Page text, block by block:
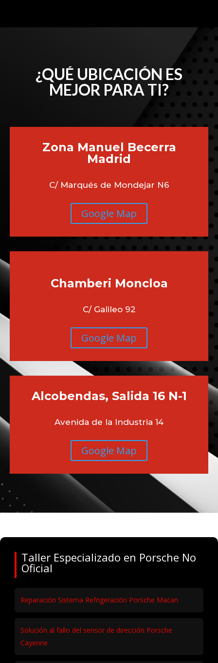
¿QUÉ UBICACIÓN ES
MEJOR PARA TI?
Zona Manuel Becerra
Madrid
C/ Marqués de Mondejar N6
Google Map
Chamberi Moncloa
C/ Galileo 92
Google Map
Alcobendas, Salida 16 N-1
Avenida de la Industria 14
Google Map
Taller Especializado en Porsche No
Oficial
Reparación Sistema Refrigeración Porsche Macan
Solución al fallo del sensor de dirección Porsche
Cayenne